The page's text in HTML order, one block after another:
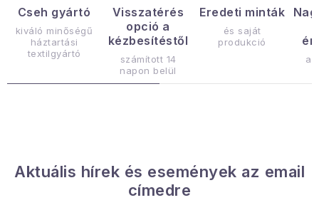
Sport és szabadban
Gyermekeknek
Sziasztok, hív a nyár.
Cseh gyártó
kiváló minőségű
háztartási
textilgyártó
Visszatérés
opció a
kézbesítéstől
számított 14
napon belül
Eredeti minták
és saját
produkció
Aktuális hírek és események az email
címedre